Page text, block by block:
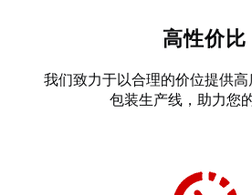
高性价比
我们致力于以合理的价位提供
包装生产线，助力您